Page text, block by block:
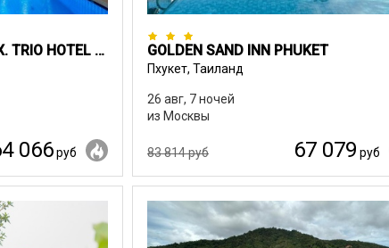
HOTEL J RESIDENCE (EX. TRIO HOTEL PATTAYA)
066руб
GOLDEN SAND INN PHUKET
Пхукет, Таиланд
26 авг, 7 ночей
из Москвы
83 814 руб 67 079 руб